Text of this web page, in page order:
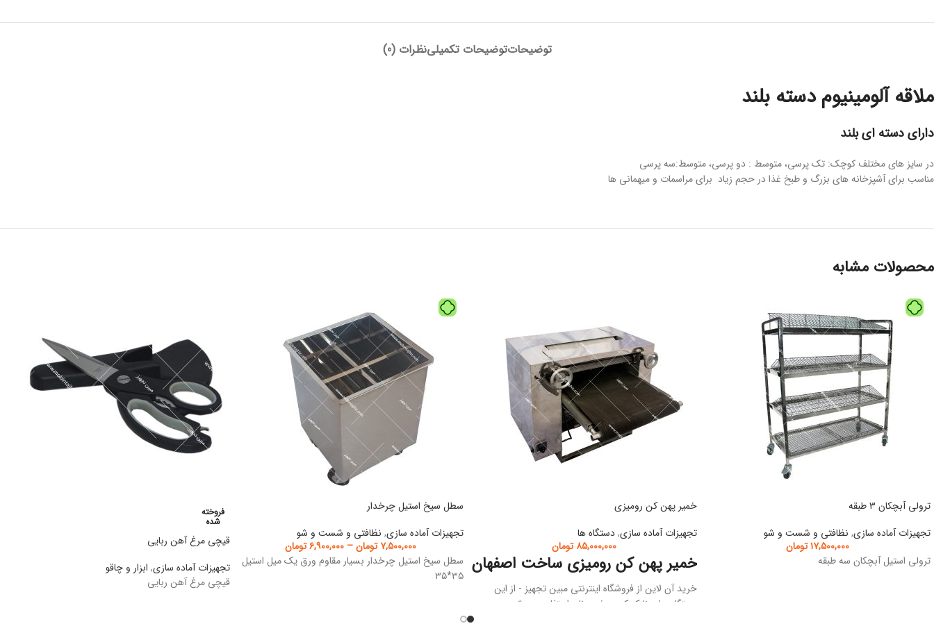
توضیحاتتوضیحات تکمیلینظرات (0)
ملاقه آلومینیوم دسته بلند
دارای دسته ای بلند
در سایز های مختلف کوچک: تک پرسی، متوسط : دو پرسی، متوسط:سه پرسی
مناسب برای آشپزخانه های بزرگ و طبخ غذا در حجم زیاد برای مراسمات و میهمانی ها
محصولات مشابه
ترولی آبچکان ۳ طبقه
تجهیزات آماده سازی, نظافتی و شست و شو
۱۷,۵۰۰,۰۰۰ تومان
ترولی استیل آبچکان سه طبقه
خمیر پهن کن رومیزی
تجهیزات آماده سازی,دستگاه ها
۸۵,۰۰۰,۰۰۰ تومان
خمیر پهن کن رومیزی ساخت اصفهان
خرید آن لاین از فروشگاه اینترنتی مبین تجهیز - از این
دستگاه برای نازک کردن خمیر نان استفاده می شود
سطل سیخ استیل چرخدار
تجهیزات آماده سازی, نظافتی و شست و شو
۷,۵۰۰,۰۰۰ تومان – ۶,۹۰۰,۰۰۰ تومان
سطل سیخ استیل چرخدار بسیار مقاوم ورق یک میل استیل
۳۵*۳۵
فروخته
شده
قیچی مرغ آهن ربایی
تجهیزات آماده سازی, ابزار و چاقو
قیچی مرغ آهن ربایی